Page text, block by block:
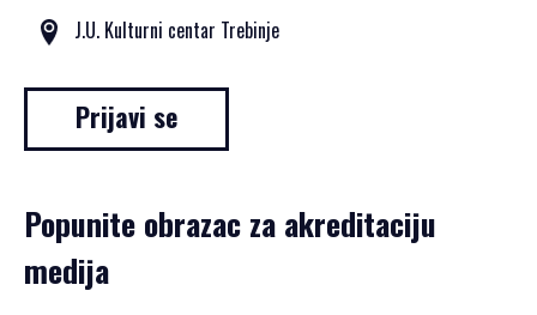
J.U. Kulturni centar Trebinje
Prijavi se
Popunite obrazac za akreditaciju
medija